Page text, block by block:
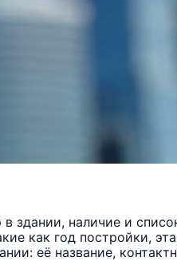
здании, наличие и
как год постройки,
её название,